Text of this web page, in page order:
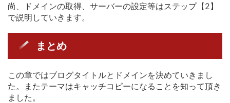
尚、ドメインの取得、サーバーの設定等はステップ【2】
で説明していきます。
まとめ
この章ではブログタイトルとドメインを決めていきまし
た。またテーマはキャッチコピーになることを知って頂き
ました。